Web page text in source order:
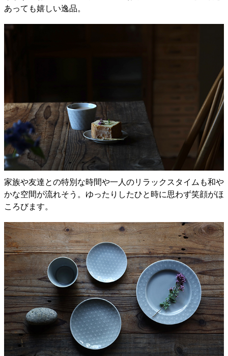
あっても嬉しい逸品。
家族や友達との特別な時間や一人のリラックスタイムも和や
かな空間が流れそう。ゆったりしたひと時に思わず笑顔がほ
ころびます。